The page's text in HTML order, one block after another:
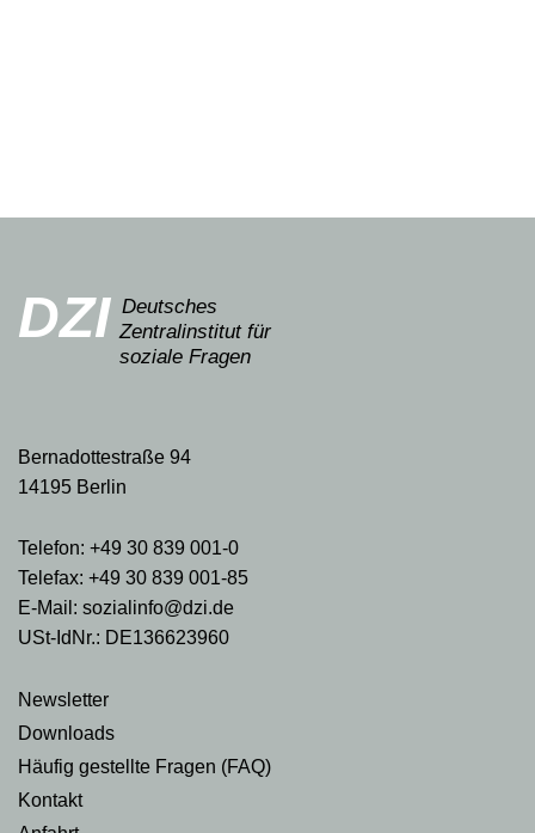
DZI Deutsches
Zentralinstitut für
soziale Fragen
Bernadottestraße 94
14195 Berlin
Telefon: +49 30 839 001-0
Telefax: +49 30 839 001-85
E-Mail: sozialinfo@dzi.de
USt-IdNr.: DE136623960
Newsletter
Downloads
Häufig gestellte Fragen (FAQ)
Kontakt